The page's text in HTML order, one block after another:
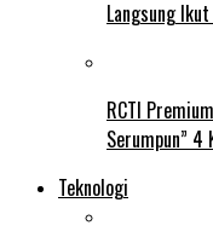
Langsung
RCTI
Serumpun” 4
Teknologi